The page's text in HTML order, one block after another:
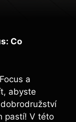
Co
a
abyste
pastí! V této